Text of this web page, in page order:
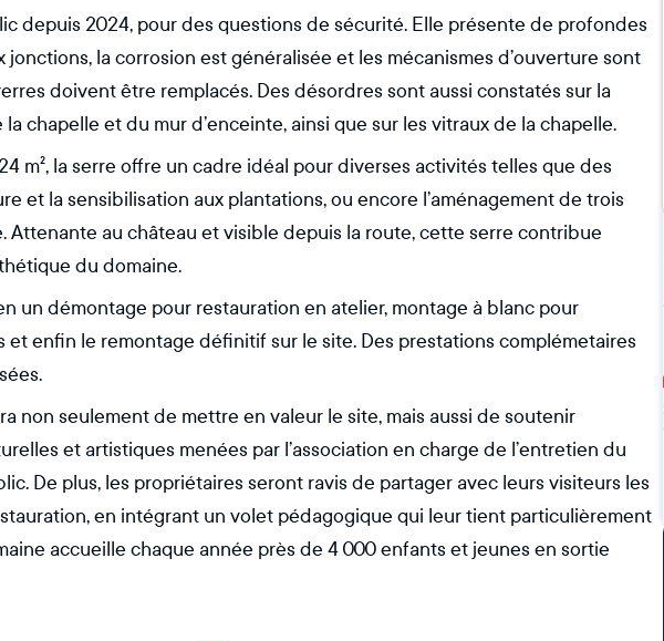
depuis 2024, pour des questions de sécurité. Elle présente de profondes
jonctions, la corrosion est généralisée et les mécanismes d’ouverture sont
doivent être remplacés. Des désordres sont aussi constatés sur la
chapelle et du mur d’enceinte, ainsi que sur les vitraux de la chapelle.
m², la serre offre un cadre idéal pour diverses activités telles que des
et la sensibilisation aux plantations, ou encore l’aménagement de trois
Attenante au château et visible depuis la route, cette serre contribue
du domaine.
un démontage pour restauration en atelier, montage à blanc pour
enfin le remontage définitif sur le site. Des prestations complémetaires
non seulement de mettre en valeur le site, mais aussi de soutenir
et artistiques menées par l’association en charge de l’entretien du
De plus, les propriétaires seront ravis de partager avec leurs visiteurs les
en intégrant un volet pédagogique qui leur tient particulièrement
accueille chaque année près de 4 000 enfants et jeunes en sortie